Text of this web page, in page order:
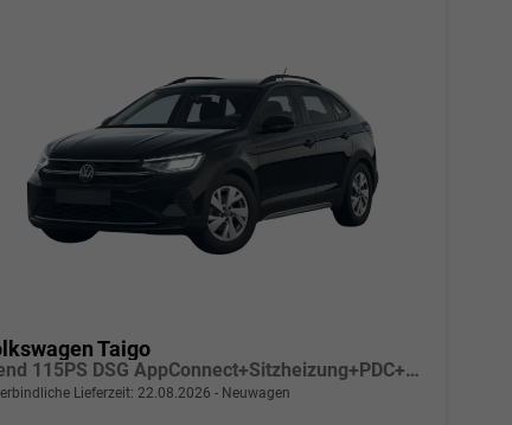
Taigo
Trend 115PS DSG AppConnect+Sitzheizung+PDC+Alu16+LED+DAB+FrontAssist
Lieferzeit: 22.08.2026 Neuwagen